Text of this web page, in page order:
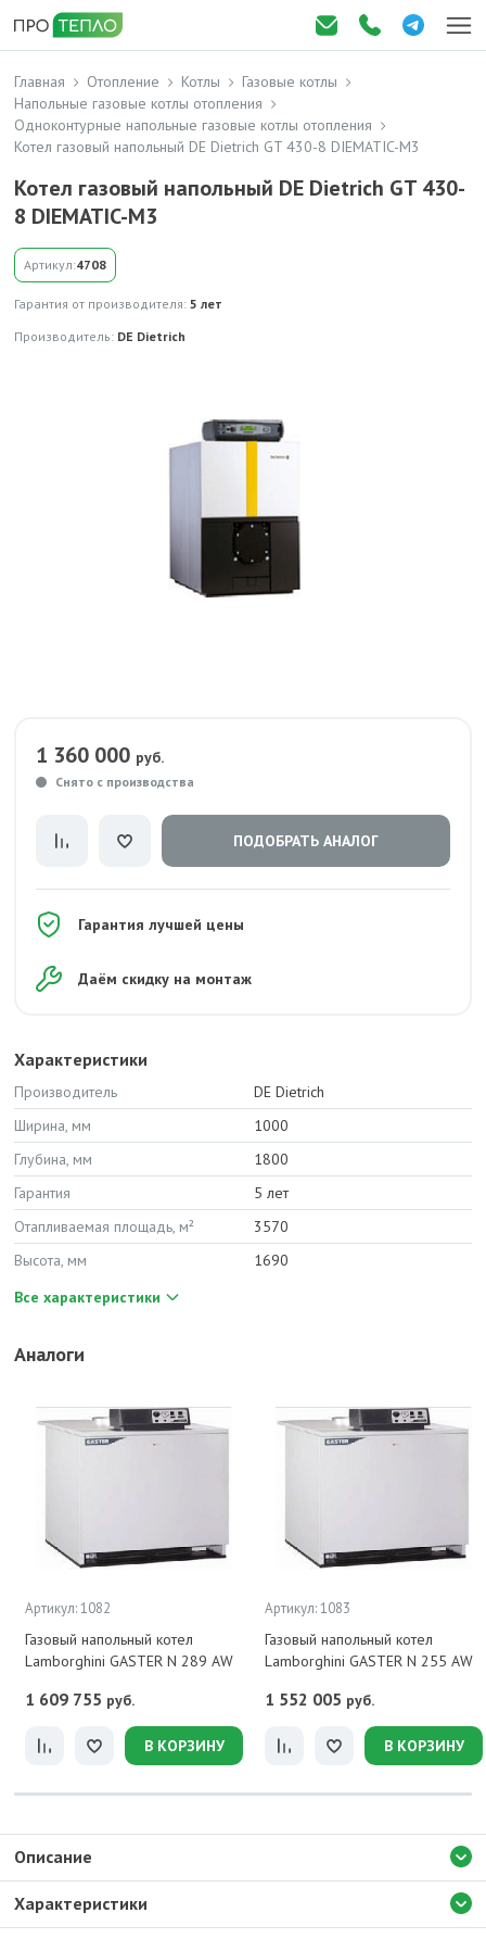
Главная Отопление Котлы
Газовые котлы
Напольные газовые котлы отопления
Одноконтурные напольные газовые котлы отопления
Котел газовый напольный DE Dietrich GT 430-8 DIEMATIC-M3
Котел газовый напольный DE Dietrich GT 430-
8 DIEMATIC-M3
Артикул:4708
Гарантия от производителя: 5 лет
Производитель: DE Dietrich
1 360 000 руб.
Снято с производства
ПОДОБРАТЬ АНАЛОГ
Гарантия лучшей цены
Даём скидку на монтаж
Характеристики
Производитель
DE Dietrich
Ширина, мм
1000
Глубина, мм
1800
Гарантия
5 лет
Отапливаемая площадь, м²
3570
Высота, мм
1690
Все характеристики
Аналоги
Артикул: 1082
Газовый напольный котел
Lamborghini GASTER N 289 AW
1 609 755 руб.
В КОРЗИНУ
Артикул: 1083
Газовый напольный котел
Lamborghini GASTER N 255 AW
1 552 005 руб.
В КОРЗИНУ
Описание
Характеристики